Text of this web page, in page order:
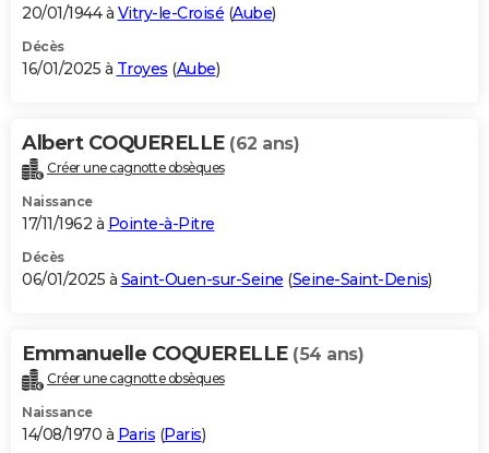
20/01/1944 à Vitry-le-Croisé (Aube)
Décès
16/01/2025 à Troyes (Aube)
Albert COQUERELLE (62 ans)
Créer une cagnotte obsèques
Naissance
17/11/1962 à Pointe-à-Pitre
Décès
06/01/2025 à Saint-Ouen-sur-Seine (Seine-Saint-Denis)
Emmanuelle COQUERELLE (54 ans)
Créer une cagnotte obsèques
Naissance
14/08/1970 à Paris (Paris)